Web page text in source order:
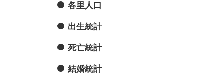
各里人口
出生統計
死亡統計
結婚統計